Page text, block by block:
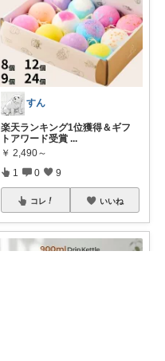
すん
楽天ランキング1位獲得＆ギフ
トアワード受賞 ...
￥ 2,490～
1 0 9
コレ いいね